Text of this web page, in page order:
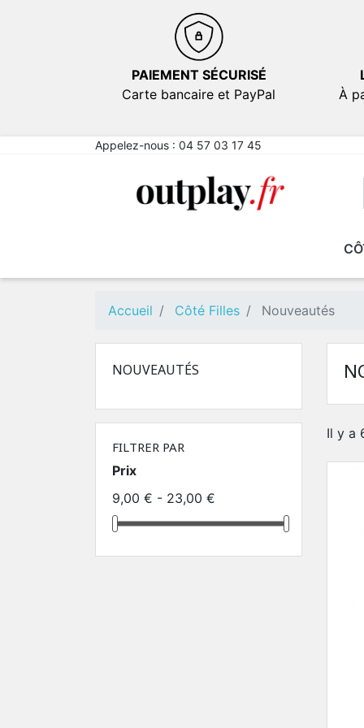
PAIEMENT SÉCURISÉ
Carte bancaire et PayPal
À
Appelez-nous : 04 57 03 17 45
NOUVEAUTÉS EN PROMOTION
Sexy
NOUVEAUTÉS EN PROMOTION
Sexy
Accueil Côté Filles Nouveautés
NOUVEAUTÉS
FILTRER PAR
Prix
9,00 € - 23,00 €
Il y a